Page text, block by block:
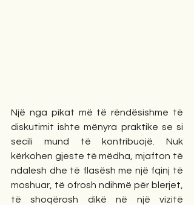
Një nga pikat më të rëndësishme të
diskutimit ishte mënyra praktike se si
secili mund të kontribuojë. Nuk
kërkohen gjeste të mëdha, mjafton të
ndalesh dhe të flasësh me një fqinj të
moshuar, të ofrosh ndihmë për blerjet,
të shoqërosh dikë në një vizitë